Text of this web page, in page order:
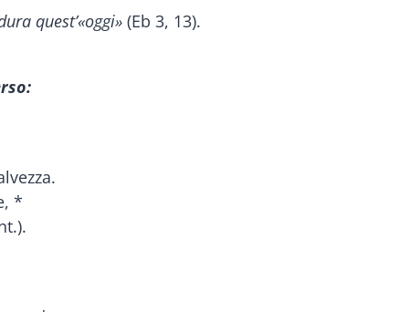
quest’«oggi» (Eb 3, 13).
*